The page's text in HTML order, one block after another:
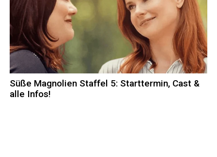
Süße Magnolien Staffel 5: Starttermin, Cast &
alle Infos!